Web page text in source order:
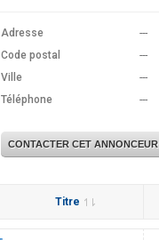
Adresse
---
Code postal
---
Ville
---
Téléphone
---
CONTACTER CET ANNONCEUR
Titre